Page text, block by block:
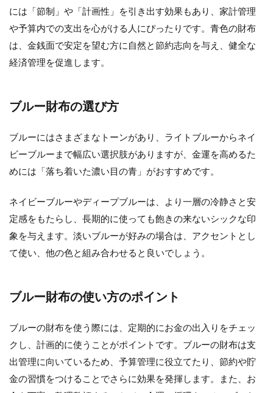
には「節制」や「計画性」を引き出す効果もあり、家計管理
や予算内での支出を心がける人にぴったりです。青色の財布
は、金銭面で安定を望む方に自然と節約志向を与え、健全な
経済管理を促進します。
ブルー財布の選び方
ブルーにはさまざまなトーンがあり、ライトブルーからネイ
ビーブルーまで幅広い選択肢がありますが、金運を高めるた
めには「落ち着いた濃い目の青」がおすすめです。
ネイビーブルーやディープブルーは、より一層の冷静さと安
定感をもたらし、長期的に使っても飽きの来ないシックな印
象を与えます。淡いブルーが好みの場合は、アクセントとし
て使い、他の色と組み合わせると良いでしょう。
ブルー財布の使い方のポイント
ブルーの財布を使う際には、定期的にお金の出入りをチェッ
クし、計画的に使うことがポイントです。ブルーの財布は支
出管理に向いているため、予算管理に役立てたり、節約や貯
金の習慣をつけることでさらに効果を発揮します。また、お